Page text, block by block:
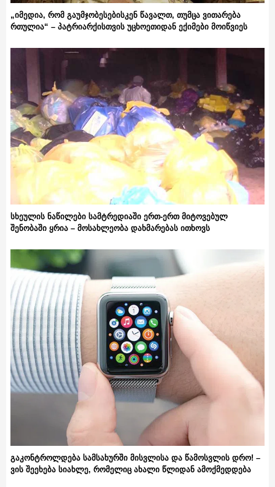
„იმედია, რომ გაუმჯობესებისკენ წავალთ, თუმცა ვითარება
რთულია“ – პატრიარქისთვის უცხოეთიდან ექიმები მოიწვიეს
სხეულის ნაწილები სამტრედიაში ერთ-ერთ მიტოვებულ
შენობაში ყრია – მოსახლეობა დახმარებას ითხოვს
გაკონტროლდება სამსახურში მისვლისა და წამოსვლის დრო! –
ვის შეეხება სიახლე, რომელიც ახალი წლიდან ამოქმედდება